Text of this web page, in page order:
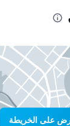
على الخريطة